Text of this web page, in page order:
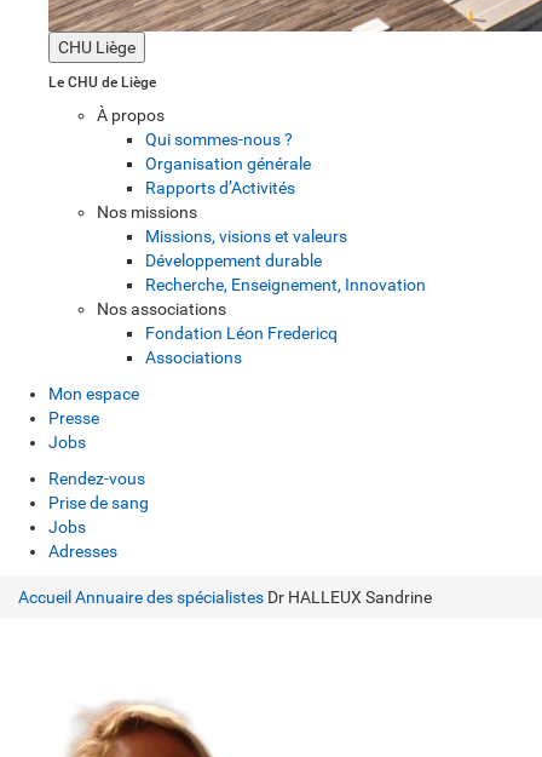
CHU Liège
Le CHU de Liège
À propos
Qui sommes-nous ?
Organisation générale
Rapports d’Activités
Nos missions
Missions, visions et valeurs
Développement durable
Recherche, Enseignement, Innovation
Nos associations
Fondation Léon Fredericq
Associations
Mon espace
Presse
Jobs
Rendez-vous
Prise de sang
Jobs
Adresses
Accueil Annuaire des spécialistes Dr HALLEUX Sandrine